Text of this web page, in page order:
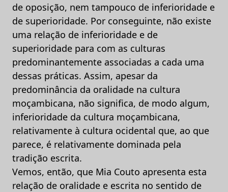
de oposição, nem tampouco de inferioridade e
de superioridade. Por conseguinte, não existe
uma relação de inferioridade e de
superioridade para com as culturas
predominantemente associadas a cada uma
dessas práticas. Assim, apesar da
predominância da oralidade na cultura
moçambicana, não significa, de modo algum,
inferioridade da cultura moçambicana,
relativamente à cultura ocidental que, ao que
parece, é relativamente dominada pela
tradição escrita.
Vemos, então, que Mia Couto apresenta esta
relação de oralidade e escrita no sentido de